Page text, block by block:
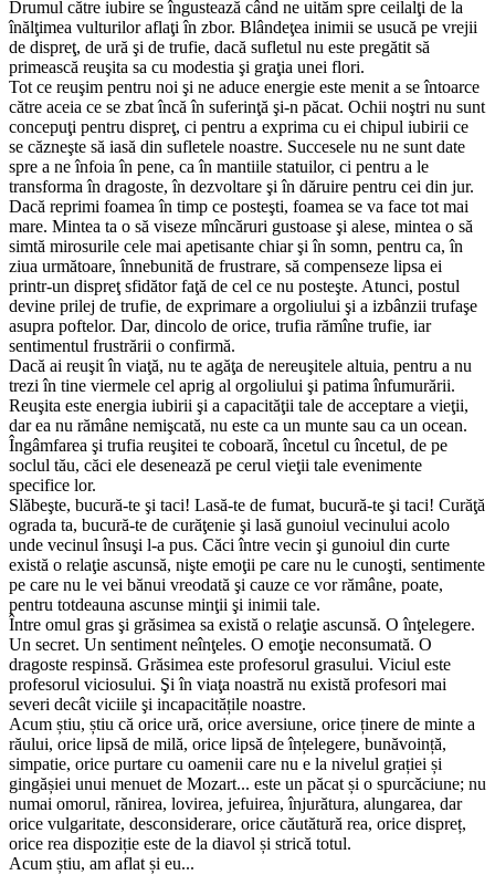
Drumul către iubire se îngustează c​ând ne uităm spre ceilalţi de la
înălţimea vulturilor aflaţi în zbor. Bl​ândeţea inimii se usucă pe vrejii
de dispreţ, de ură şi de trufie, dacă sufletul nu este pregătit să
primească reuşita sa cu modestia şi graţia unei flori.
Tot ce reuşim pentru noi şi ne aduce energie este menit a se întoarce
către aceia ce se zbat încă în suferinţă şi-n păcat. Ochii noştri nu sunt
concepuţi pentru dispreţ, ci pentru a exprima cu ei chipul iubirii ce
se căzneşte să iasă din sufletele noastre. Succesele nu ne sunt date
spre a ne înfoia în pene, ca în mantiile statuilor, ci pentru a le
transforma în dragoste, în dezvoltare şi în dăruire pentru cei din jur.
Dacă reprimi foamea în timp ce posteşti, foamea se va face tot mai
mare. Mintea ta o să viseze mîncăruri gustoase şi alese, mintea o să
simtă mirosurile cele mai apetisante chiar şi în somn, pentru ca, în
ziua următoare, înnebunită de frustrare, să compenseze lipsa ei
printr-un dispreţ sfidător faţă de cel ce nu posteşte. Atunci, postul
devine prilej de trufie, de exprimare a orgoliului şi a izbânzii trufaşe
asupra poftelor. Dar, dincolo de orice, trufia rămîne trufie, iar
sentimentul frustrării o confirmă.
Dacă ai reuşit în viaţă, nu te agăţa de nereuşitele altuia, pentru a nu
trezi în tine viermele cel aprig al orgoliului şi patima înfumurării.
Reuşita este energia iubirii şi a capacităţii tale de acceptare a vieţii,
dar ea nu rămâne nemişcată, nu este ca un munte sau ca un ocean.
Îngâmfarea şi trufia reuşitei te coboară, încetul cu încetul, de pe
soclul tău, căci ele desenează pe cerul vieţii tale evenimente
specifice lor.
Slăbeşte, bucură-te şi taci! Lasă-te de fumat, bucură-te şi taci! Curăţă
ograda ta, bucură-te de curăţenie şi lasă gunoiul vecinului acolo
unde vecinul însuşi l-a pus. Căci între vecin şi gunoiul din curte
există o relaţie ascunsă, nişte emoţii pe care nu le cunoşti, sentimente
pe care nu le vei bănui vreodată şi cauze ce vor răm​âne, poate,
pentru totdeauna ascunse minţii şi inimii tale.
Între omul gras şi grăsimea sa există o relaţie ascunsă. O înţelegere.
Un secret. Un sentiment neînţeles. O emoţie neconsumată. O
dragoste respinsă. Grăsimea este profesorul grasului. Viciul este
profesorul viciosului. Şi în viaţa noastră nu există profesori mai
severi decât viciile şi incapacitățile noastre.
Acum știu, știu că orice ură, orice aversiune, orice ținere de minte a
răului, orice lipsă de milă, orice lipsă de înțelegere, bunăvoință,
simpatie, orice purtare cu oamenii care nu e la nivelul grației și
gingășiei unui menuet de Mozart... este un păcat și o spurcăciune; nu
numai omorul, rănirea, lovirea​, jefuirea, înjurătura, alungarea, dar
orice vulgaritate, desconsiderare, orice căutătură rea, orice dispreț,
orice rea dispoziție este de la diavol și strică totul.
Acum știu, am aflat și eu...